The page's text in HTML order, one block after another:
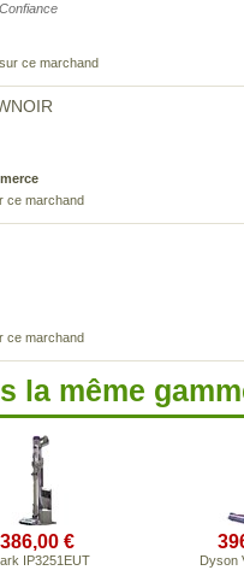
ce marchand
ce marchand
ce marchand
la même
386,00 €
IP3251EUT Dyson